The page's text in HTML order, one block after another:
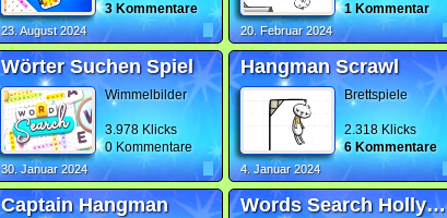
3 Kommentare
23. August 2024
1 Kommentar
20. Februar 2024
Wörter Suchen Spiel
Wimmelbilder
3.978 Klicks
0 Kommentare
30. Januar 2024
Hangman Scrawl
Brettspiele
2.318 Klicks
6 Kommentare
4. Januar 2024
Captain Hangman Words Search Hollywood Stars